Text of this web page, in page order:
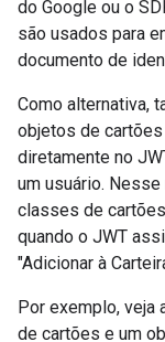
do Google ou o
são usados para
documento de
Como alternativa,
objetos de cartões
diretamente no
um usuário.
classes de
quando o JWT
"Adicionar à
Por exemplo, veja
de cartões e um